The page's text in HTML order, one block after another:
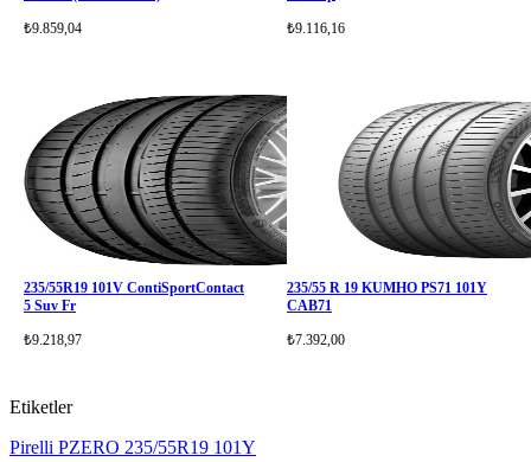
₺9.859,04 ₺9.116,16
235/55R19 101V ContiSportContact
5 Suv Fr
₺9.218,97
235/55 R 19 KUMHO PS71 101Y
CAB71
₺7.392,00
Etiketler
Pirelli PZERO 235/55R19 101Y